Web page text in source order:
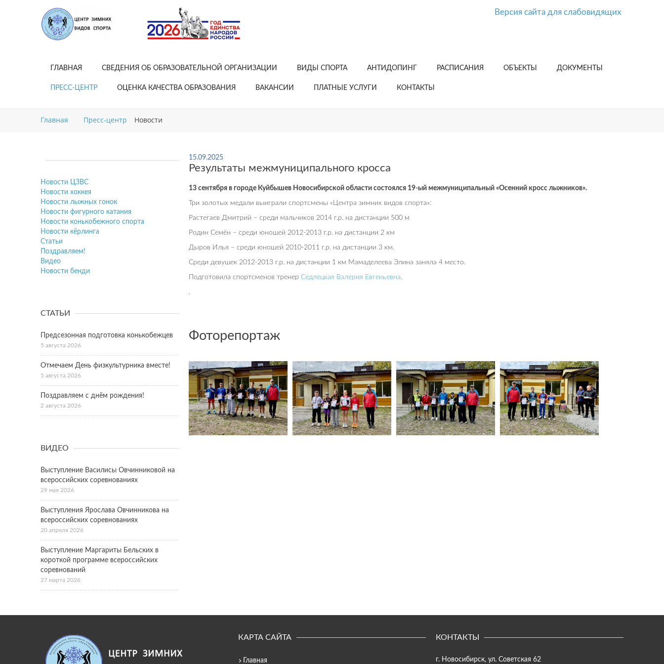
Версия сайта для слабовидящих
ГЛАВНАЯ СВЕДЕНИЯ ОБ ОБРАЗОВАТЕЛЬНОЙ ОРГАНИЗАЦИИ ВИДЫ СПОРТА АНТИДОПИНГ РАСПИСАНИЯ ОБЪЕКТЫ ДОКУМЕНТЫ
ПРЕСС-ЦЕНТР ОЦЕНКА КАЧЕСТВА ОБРАЗОВАНИЯ ВАКАНСИИ ПЛАТНЫЕ УСЛУГИ КОНТАКТЫ
Главная Пресс-центр Новости
15.09.2025
Результаты межмуниципального кросса
13 сентября в городе Куйбышев Новосибирской области состоялся 19-ый межмуниципальный «Осенний кросс лыжников».
Три золотых медали выиграли спортсмены «Центра зимних видов спорта»:
Растегаев Дмитрий – среди мальчиков 2014 г.р. на дистанции 500 м
Родин Семён – среди юношей 2012-2013 г.р. на дистанции 2 км
Дыров Илья – среди юношей 2010-2011 г.р. на дистанции 3 км.
Среди девушек 2012-2013 г.р. на дистанции 1 км Мамаделеева Элина заняла 4 место.
Подготовила спортсменов тренер Седлецкая Валерия Евгеньевна.
.
Фоторепортаж
Новости ЦЗВС
Новости хоккея
Новости лыжных гонок
Новости фигурного катания
Новости конькобежного спорта
Новости кёрлинга
Статьи
Поздравляем!
Видео
Новости бенди
СТАТЬИ
Предсезонная подготовка конькобежцев
5 августа 2026
Отмечаем День физкультурника вместе!
5 августа 2026
Поздравляем с днём рождения!
2 августа 2026
ВИДЕО
Выступление Василисы Овчинниковой на
всероссийских соревнованиях
29 мая 2026
Выступления Ярослава Овчинникова на
всероссийских соревнованиях
20 апреля 2026
Выступление Маргариты Бельских в
короткой программе всероссийских
соревнований
27 марта 2026
КАРТА САЙТА
Главная
КОНТАКТЫ
г. Новосибирск, ул. Советская 62